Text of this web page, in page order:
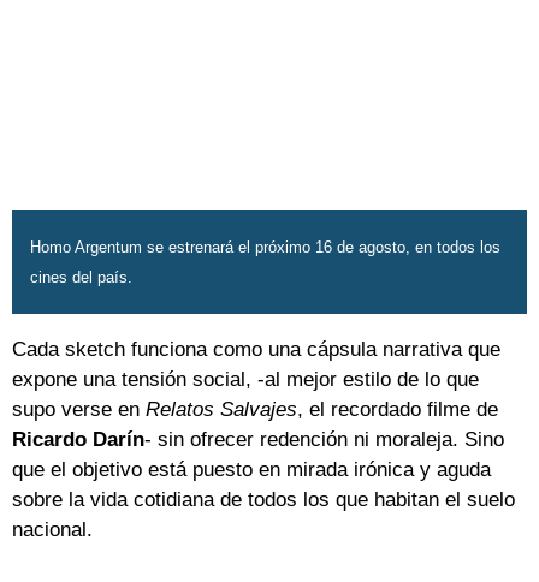
Homo Argentum se estrenará el próximo 16 de agosto, en todos los
cines del país.
Cada sketch funciona como una cápsula narrativa que
expone una tensión social, -al mejor estilo de lo que
supo verse en Relatos Salvajes, el recordado filme de
Ricardo Darín- sin ofrecer redención ni moraleja. Sino
que el objetivo está puesto en mirada irónica y aguda
sobre la vida cotidiana de todos los que habitan el suelo
nacional.